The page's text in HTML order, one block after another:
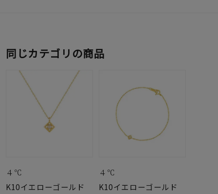
同じカテゴリの商品
４℃
K10イエローゴールド
４℃
K10イエローゴールド